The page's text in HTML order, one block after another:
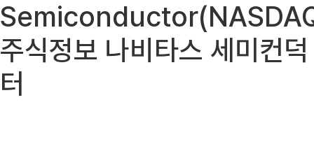
주식정보 나비타스 세미컨덕
터